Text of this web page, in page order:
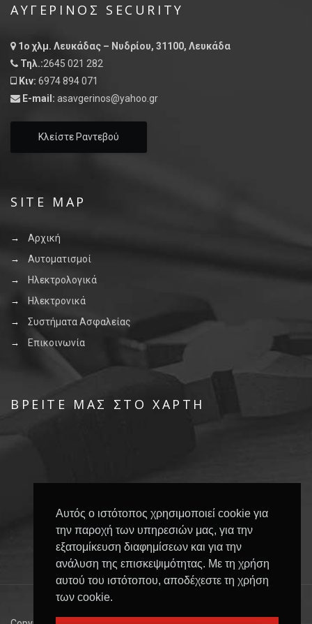
Αυτός ο ιστότοπος χρησιμοποιεί cookie για
την παροχή των υπηρεσιών μας, για την
εξατομίκευση διαφημίσεων και για την
ανάλυση της επισκεψιμότητας. Με τη χρήση
αυτού του ιστότοπου, αποδέχεστε τη χρήση
των cookie.
ΑΥΓΕΡΙΝΌΣ SECURITY
1ο χλμ. Λευκάδας – Νυδρίου, 31100, Λευκάδα
Τηλ.:2645 021 282
Κιν: 6974 894 071
E-mail: asavgerinos@yahoo.gr
Κλείστε Ραντεβού
SITE MAP
Αρχική
Αυτοματισμοί
Ηλεκτρολογικά
Ηλεκτρονικά
Συστήματα Ασφαλείας
Επικοινωνία
ΒΡΕΊΤΕ ΜΑΣ ΣΤΟ ΧΆΡΤΗ